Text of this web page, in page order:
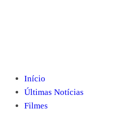
Início
Últimas Notícias
Filmes